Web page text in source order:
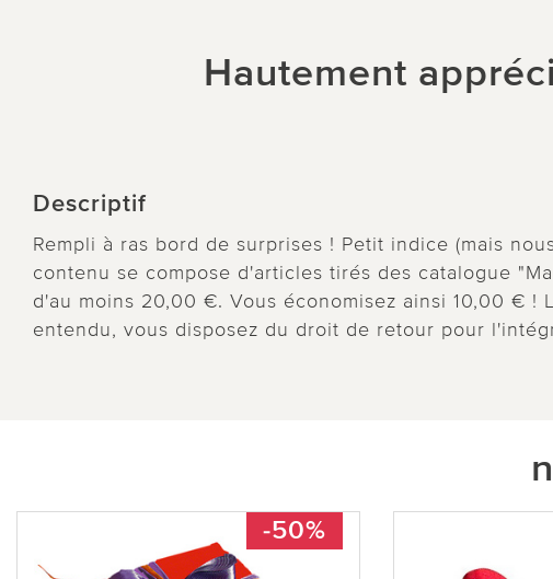
Hautement
Descriptif
Rempli à ras bord de surprises ! Petit indice (mais
contenu se compose d'articles tirés des catalogue
d'au moins 20,00 €. Vous économisez ainsi 10,00 € !
entendu, vous disposez du droit de retour pour
-50%